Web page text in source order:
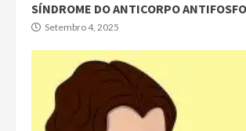
SÍNDROME DO ANTICORPO
Setembro 4, 2025